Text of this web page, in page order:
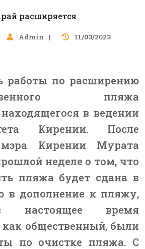
Admin 11/03/2023
работы по расширению
пляжа
в ведении
Кирении. После
мэра Кирении Мурата
неделе о том, что
пляжа будет сдана в
в дополнение к пляжу,
настоящее время
как общественный, были
по очистке пляжа. С